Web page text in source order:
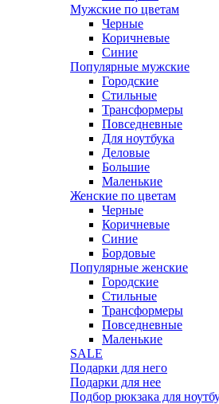
Мужские по цветам
Черные
Коричневые
Синие
Популярные мужские
Городские
Стильные
Трансформеры
Повседневные
Для ноутбука
Деловые
Большие
Маленькие
Женские по цветам
Черные
Коричневые
Синие
Бордовые
Популярные женские
Городские
Стильные
Трансформеры
Повседневные
Маленькие
SALE
Подарки для него
Подарки для нее
Подбор рюкзака для